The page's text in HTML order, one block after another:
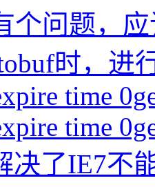
个问题，
时，进
time
time
决了IE7不